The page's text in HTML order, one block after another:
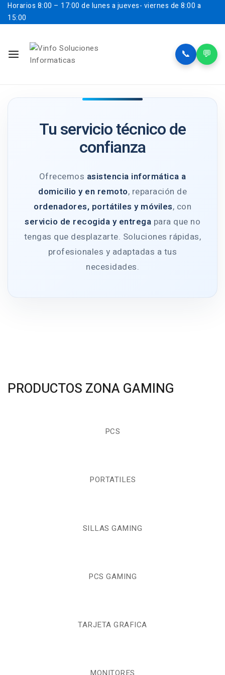
Horarios 8:00 – 17:00 de lunes a jueves- viernes de 8:00 a
15:00
📞 💬
Tu servicio técnico de
confianza
Ofrecemos asistencia informática a
domicilio y en remoto, reparación de
ordenadores, portátiles y móviles, con
servicio de recogida y entrega para que no
tengas que desplazarte. Soluciones rápidas,
profesionales y adaptadas a tus
necesidades.
PRODUCTOS ZONA GAMING
PCS
PORTATILES
SILLAS GAMING
PCS GAMING
TARJETA GRAFICA